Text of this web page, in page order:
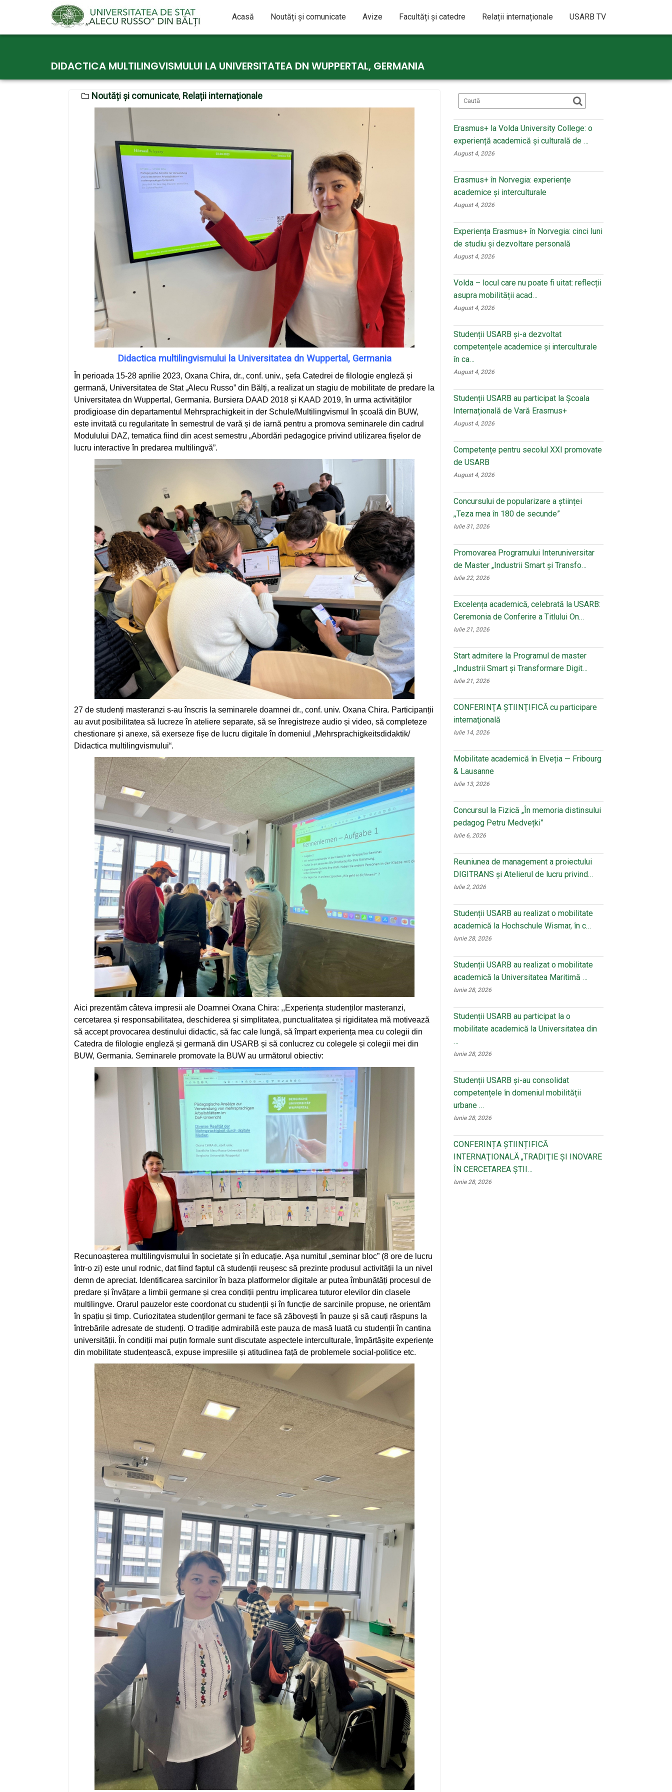
Acasă Noutăți și comunicate Avize Facultăți și catedre Relații internaționale USARB TV
DIDACTICA MULTILINGVISMULUI LA UNIVERSITATEA DN WUPPERTAL, GERMANIA
Noutăți și comunicate, Relații internaționale
Didactica multilingvismului la Universitatea dn Wuppertal, Germania
În perioada 15-28 aprilie 2023, Oxana Chira, dr., conf. univ., șefa Catedrei de filologie engleză și
germană, Universitatea de Stat „Alecu Russo” din Bălți, a realizat un stagiu de mobilitate de predare la
Universitatea dn Wuppertal, Germania. Bursiera DAAD 2018 și KAAD 2019, în urma activităților
prodigioase din departamentul Mehrsprachigkeit in der Schule/Multilingvismul în școală din BUW,
este invitată cu regularitate în semestrul de vară și de iarnă pentru a promova seminarele din cadrul
Modulului DAZ, tematica fiind din acest semestru „Abordări pedagogice privind utilizarea fișelor de
lucru interactive în predarea multilingvă”.
27 de studenți masteranzi s-au înscris la seminarele doamnei dr., conf. univ. Oxana Chira. Participanții
au avut posibilitatea să lucreze în ateliere separate, să se înregistreze audio și video, să completeze
chestionare și anexe, să exerseze fișe de lucru digitale în domeniul „Mehrsprachigkeitsdidaktik/
Didactica multilingvismului“.
Aici prezentăm câteva impresii ale Doamnei Oxana Chira: ,,Experiența studenților masteranzi,
cercetarea și responsabilitatea, deschiderea și simplitatea, punctualitatea și rigiditatea mă motivează
să accept provocarea destinului didactic, să fac cale lungă, să împart experiența mea cu colegii din
Catedra de filologie engleză și germană din USARB și să conlucrez cu colegele și colegii mei din
BUW, Germania. Seminarele promovate la BUW au următorul obiectiv:
Recunoașterea multilingvismului în societate și în educație. Așa numitul „seminar bloc” (8 ore de lucru
într-o zi) este unul rodnic, dat fiind faptul că studenții reușesc să prezinte produsul activității la un nivel
demn de apreciat. Identificarea sarcinilor în baza platformelor digitale ar putea îmbunătăți procesul de
predare și învățare a limbii germane și crea condiții pentru implicarea tuturor elevilor din clasele
multilingve. Orarul pauzelor este coordonat cu studenții și în funcție de sarcinile propuse, ne orientăm
în spațiu și timp. Curiozitatea studenților germani te face să zăbovești în pauze și să cauți răspuns la
întrebările adresate de studenți. O tradiție admirabilă este pauza de masă luată cu studenții în cantina
universității. În condiții mai puțin formale sunt discutate aspectele interculturale, împărtășite experiențe
din mobilitate studențească, expuse impresiile și atitudinea față de problemele social-politice etc.
Erasmus+ la Volda University College: o
experiență academică și culturală de …
August 4, 2026
Erasmus+ în Norvegia: experiențe
academice și interculturale
August 4, 2026
Experiența Erasmus+ în Norvegia: cinci luni
de studiu și dezvoltare personală
August 4, 2026
Volda – locul care nu poate fi uitat: reflecții
asupra mobilității acad…
August 4, 2026
Studenții USARB și-a dezvoltat
competențele academice și interculturale
în ca…
August 4, 2026
Studenții USARB au participat la Școala
Internațională de Vară Erasmus+
August 4, 2026
Competențe pentru secolul XXI promovate
de USARB
August 4, 2026
Concursului de popularizare a științei
,,Teza mea în 180 de secunde”
Iulie 31, 2026
Promovarea Programului Interuniversitar
de Master „Industrii Smart și Transfo…
Iulie 22, 2026
Excelența academică, celebrată la USARB:
Ceremonia de Conferire a Titlului On…
Iulie 21, 2026
Start admitere la Programul de master
,,Industrii Smart și Transformare Digit…
Iulie 21, 2026
CONFERINŢA ŞTIINŢIFICĂ cu participare
internaţională
Iulie 14, 2026
Mobilitate academică în Elveția — Fribourg
& Lausanne
Iulie 13, 2026
Concursul la Fizică „În memoria distinsului
pedagog Petru Medvețki”
Iulie 6, 2026
Reuniunea de management a proiectului
DIGITRANS și Atelierul de lucru privind…
Iulie 2, 2026
Studenții USARB au realizat o mobilitate
academică la Hochschule Wismar, în c…
Iunie 28, 2026
Studenții USARB au realizat o mobilitate
academică la Universitatea Maritimă …
Iunie 28, 2026
Studenții USARB au participat la o
mobilitate academică la Universitatea din
…
Iunie 28, 2026
Studenții USARB și-au consolidat
competențele în domeniul mobilității
urbane …
Iunie 28, 2026
CONFERINȚA ȘTIINȚIFICĂ
INTERNAŢIONALĂ „TRADIŢIE ŞI INOVARE
ÎN CERCETAREA ŞTII…
Iunie 28, 2026